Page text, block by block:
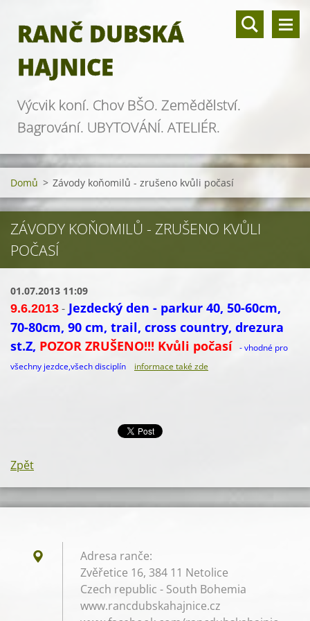
RANČ DUBSKÁ
HAJNICE
Výcvik koní. Chov BŠO. Zemědělství.
Bagrování. UBYTOVÁNÍ. ATELIÉR.
Domů > Závody koňomilů - zrušeno kvůli počasí
ZÁVODY KOŇOMILŮ - ZRUŠENO KVŮLI
POČASÍ
01.07.2013 11:09
9.6.2013 - Jezdecký den - parkur 40, 50-60cm,
70-80cm, 90 cm, trail, cross country, drezura
st.Z, POZOR ZRUŠENO!!! Kvůli počasí - vhodné pro
všechny jezdce,všech disciplín informace také zde
Zpět
Adresa ranče:
Zvěřetice 16, 384 11 Netolice
Czech republic - South Bohemia
www.rancdubskahajnice.cz